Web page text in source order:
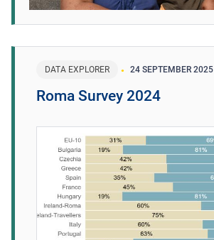
DATA EXPLORER 24 SEPTEMBER 2025
Roma Survey 2024